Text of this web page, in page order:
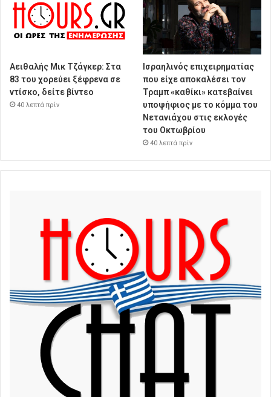
Αειθαλής Μικ Τζάγκερ: Στα
83 του χορεύει ξέφρενα σε
ντίσκο, δείτε βίντεο
40 λεπτά πρίν
Ισραηλινός επιχειρηματίας
που είχε αποκαλέσει τον
Τραμπ «καθίκι» κατεβαίνει
υποψήφιος με το κόμμα του
Νετανιάχου στις εκλογές
του Οκτωβρίου
40 λεπτά πρίν